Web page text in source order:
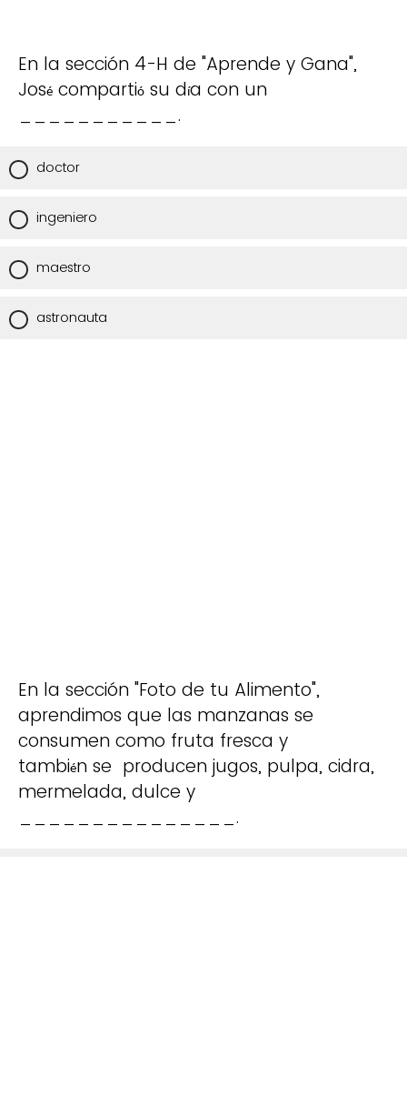
En la sección 4-H de "Aprende y Gana",
José compartió su día con un
___________.
doctor
ingeniero
maestro
astronauta
En la sección "Foto de tu Alimento",
aprendimos que las manzanas se
consumen como fruta fresca y
también se producen jugos, pulpa, cidra,
mermelada, dulce y
_______________.